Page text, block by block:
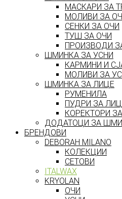
МАСКАРИ ЗА
МОЛИВИ ЗА
СЕНКИ ЗА ОЧИ
ТУШ ЗА ОЧИ
ПРОИЗВОДИ
ШМИНКА ЗА УСНИ
КАРМИНИ И
МОЛИВИ ЗА
ШМИНКА ЗА ЛИЦЕ
РУМЕНИЛА
ПУДРИ ЗА
КОРЕКТОРИ
ДОДАТОЦИ ЗА
БРЕНДОВИ
DEBORAH MILANO
КОЛЕКЦИИ
СЕТОВИ
ITALWAX
KRYOLAN
ОЧИ